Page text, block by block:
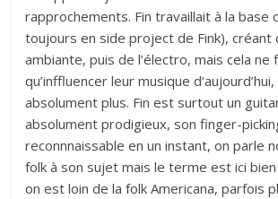
rapprochements. Fin travaillait à la base
toujours en side project de Fink), créant
ambiante, puis de l’électro, mais cela ne
qu’inffluencer leur musique
absolument plus. Fin est surtout un
absolument prodigieux, son finger-
reconnnaissable en un instant, on parle
folk à son sujet mais le terme est ici
on est loin de la folk Americana, parfois